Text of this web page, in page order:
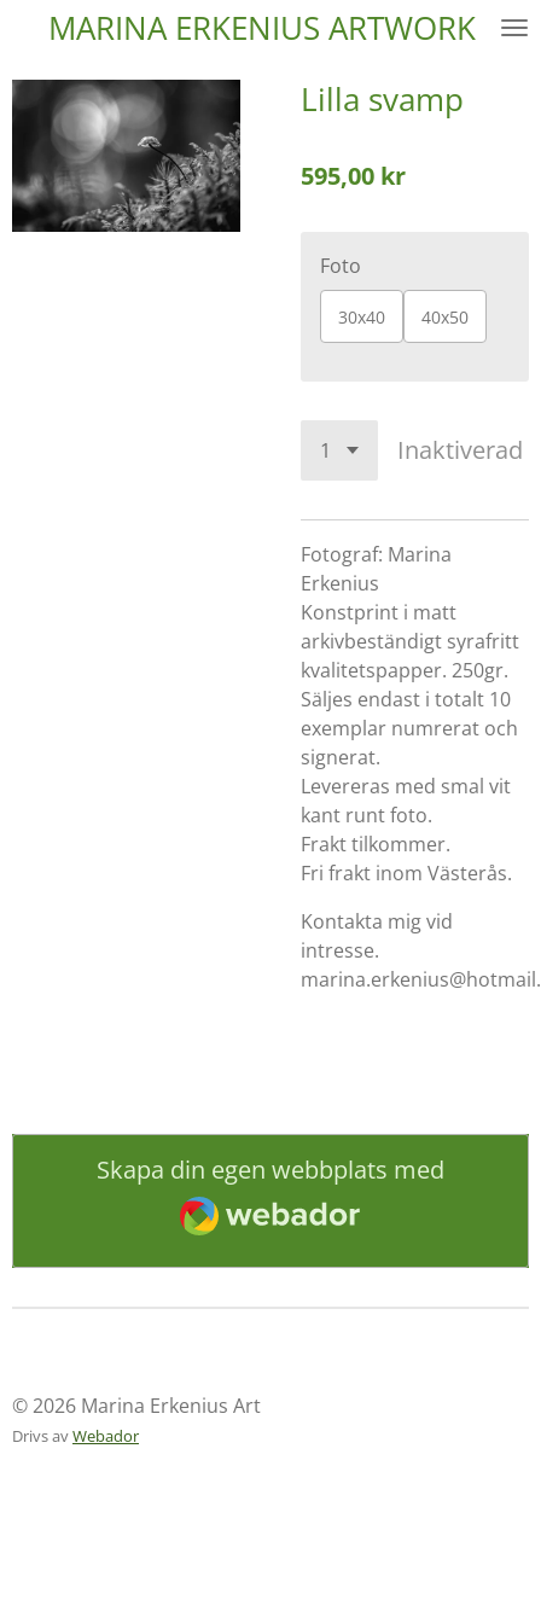
Hoppa
huvudinnehållet
MARINA ERKENIUS ARTWORK
Lilla svamp
595,00 kr
Foto
30x40 40x50
Inaktiverad
Fotograf: Marina
Erkenius
Konstprint i matt
arkivbeständigt syrafritt
kvalitetspapper. 250gr.
Säljes endast i totalt 10
exemplar numrerat och
signerat.
Levereras med smal vit
kant runt foto.
Frakt tilkommer.
Fri frakt inom Västerås.
Kontakta mig vid
intresse.
Skapa din egen webbplats med
Webador
© 2026 Marina Erkenius Art
Drivs avWebador